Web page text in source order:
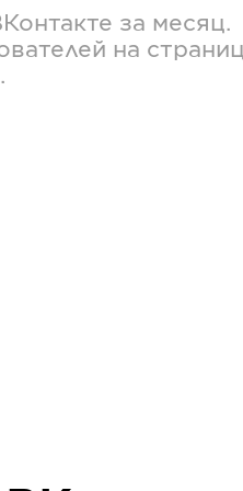
за месяц.
на